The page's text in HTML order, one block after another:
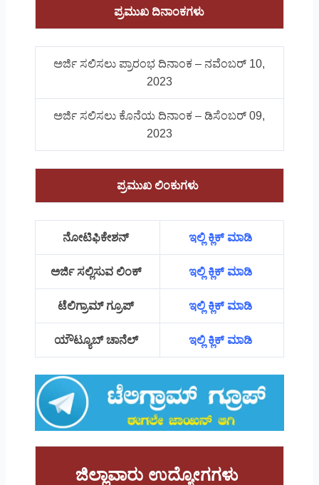
ಪ್ರಮುಖ ದಿನಾಂಕಗಳು
ಅರ್ಜಿ ಸಲಿಸಲು ಪ್ರಾರಂಭ ದಿನಾಂಕ – ನವೆಂಬರ್ 10,
2023
ಅರ್ಜಿ ಸಲಿಸಲು ಕೊನೆಯ ದಿನಾಂಕ – ಡಿಸೆಂಬರ್ 09,
2023
ಪ್ರಮುಖ ಲಿಂಕುಗಳು
ನೋಟಿಫಿಕೇಶನ್ ಇಲ್ಲಿ ಕ್ಲಿಕ್ ಮಾಡಿ
ಅರ್ಜಿ ಸಲ್ಲಿಸುವ ಲಿಂಕ್ ಇಲ್ಲಿ ಕ್ಲಿಕ್ ಮಾಡಿ
ಟೆಲಿಗ್ರಾಮ್ ಗ್ರೂಪ್ ಇಲ್ಲಿ ಕ್ಲಿಕ್ ಮಾಡಿ
ಯೌಟ್ಯೂಬ್ ಚಾನೆಲ್ ಇಲ್ಲಿ ಕ್ಲಿಕ್ ಮಾಡಿ
ಜಿಲ್ಲಾವಾರು ಉದ್ಯೋಗಗಳು